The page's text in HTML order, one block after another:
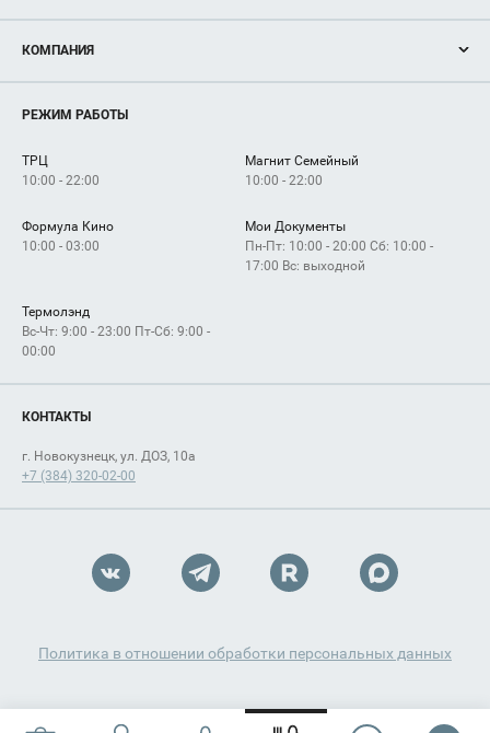
Новости
Магазины
Услуги
КОМПАНИЯ
Рекламодателям
Как добраться
РЕЖИМ РАБОТЫ
ТРЦ
10:00 - 22:00
Магнит Семейный
10:00 - 22:00
Формула Кино
10:00 - 03:00
Мои Документы
Пн-Пт: 10:00 - 20:00 Сб: 10:00 -
17:00 Вс: выходной
Термолэнд
Вс-Чт: 9:00 - 23:00 Пт-Сб: 9:00 -
00:00
КОНТАКТЫ
г. Новокузнецк, ул. ДОЗ, 10а
+7 (384) 320-02-00
Политика в отношении обработки персональных данных